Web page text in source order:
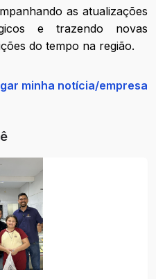
as atualizações
e trazendo novas
do tempo na região.
minha notícia/empresa